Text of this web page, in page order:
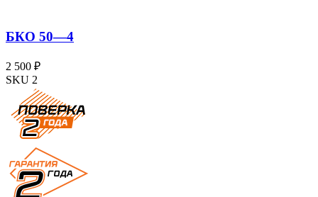
БКО 50—4
2 500 ₽
SKU 2